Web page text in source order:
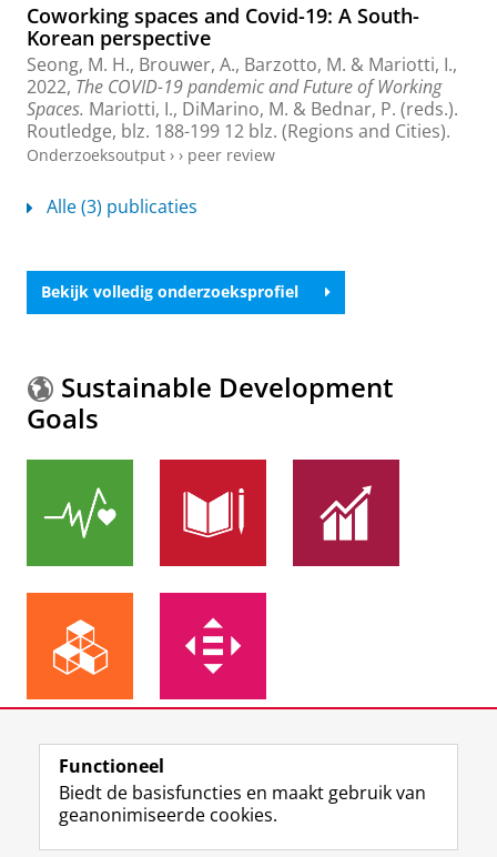
Coworking spaces and Covid-19: A South-
Korean perspective
Seong, M. H., Brouwer, A., Barzotto, M. & Mariotti, I.,
2022, The COVID-19 pandemic and Future of Working
Spaces. Mariotti, I., DiMarino, M. & Bednar, P. (reds.).
Routledge, blz. 188-199 12 blz. (Regions and Cities).
Onderzoeksoutput › › peer review
Alle (3) publicaties
Bekijk volledig onderzoeksprofiel
Sustainable Development
Goals
Meer informatie over deSustainable Development
Goals.Functioneel
Biedt de basisfuncties en maakt gebruik van
geanonimiseerde cookies.